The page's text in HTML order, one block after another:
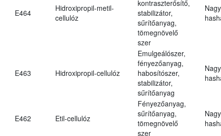
E464
Hidroxipropil-metil-
cellulóz
kontraszterősítő,
stabilizátor,
sűrítőanyag,
tömegnövelő
szer
E463 Hidroxipropil-cellulóz
Emulgeálószer,
fényezőanyag,
habosítószer,
stabilizátor,
sűrítőanyag
E462 Etil-cellulóz
Fényezőanyag,
sűrítőanyag,
tömegnövelő
szer